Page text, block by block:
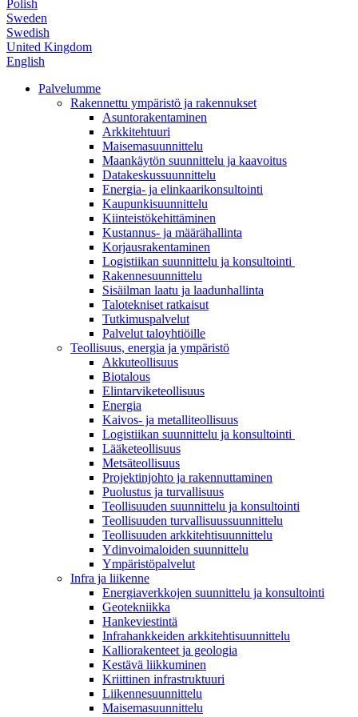
Polish
Sweden
Swedish
United Kingdom
English
Palvelumme
Rakennettu ympäristö ja rakennukset
Asuntorakentaminen
Arkkitehtuuri
Maisemasuunnittelu
Maankäytön suunnittelu ja kaavoitus
Datakeskussuunnittelu
Energia- ja elinkaarikonsultointi
Kaupunkisuunnittelu
Kiinteistökehittäminen
Kustannus- ja määrähallinta
Korjausrakentaminen
Logistiikan suunnittelu ja konsultointi
Rakennesuunnittelu
Sisäilman laatu ja laadunhallinta
Talotekniset ratkaisut
Tutkimuspalvelut
Palvelut taloyhtiöille
Teollisuus, energia ja ympäristö
Akkuteollisuus
Biotalous
Elintarviketeollisuus
Energia
Kaivos- ja metalliteollisuus
Logistiikan suunnittelu ja konsultointi
Lääketeollisuus
Metsäteollisuus
Projektinjohto ja rakennuttaminen
Puolustus ja turvallisuus
Teollisuuden suunnittelu ja konsultointi
Teollisuuden turvallisuussuunnittelu
Teollisuuden arkkitehtisuunnittelu
Ydinvoimaloiden suunnittelu
Ympäristöpalvelut
Infra ja liikenne
Energiaverkkojen suunnittelu ja konsultointi
Geotekniikka
Hankeviestintä
Infrahankkeiden arkkitehtisuunnittelu
Kalliorakenteet ja geologia
Kestävä liikkuminen
Kriittinen infrastruktuuri
Liikennesuunnittelu
Maisemasuunnittelu